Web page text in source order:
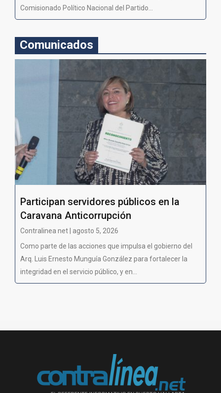
Comisionado Político Nacional del Partido...
Comunicados
Participan servidores públicos en la
Caravana Anticorrupción
Contralinea net | agosto 5, 2026
Como parte de las acciones que impulsa el gobierno del
Arq. Luis Ernesto Munguía González para fortalecer la
integridad en el servicio público, y en...